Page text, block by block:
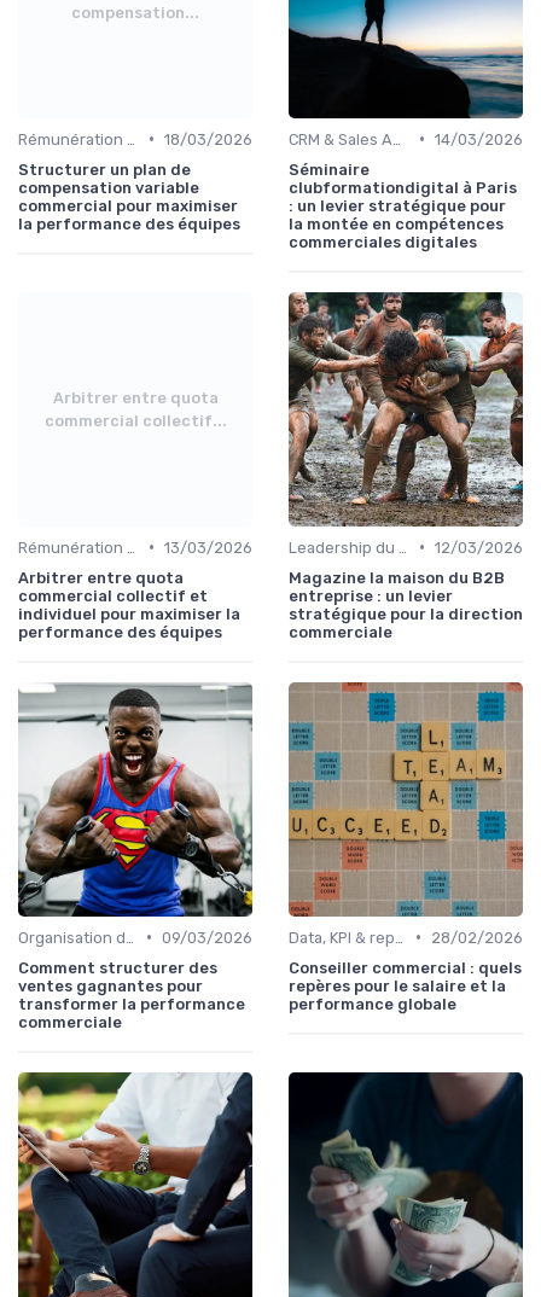
compensation...
• 18/03/2026
Structurer un plan de
compensation variable
commercial pour maximiser
la performance des équipes
• 14/03/2026
Séminaire
clubformationdigital à Paris
: un levier stratégique pour
la montée en compétences
commerciales digitales
Arbitrer entre quota
commercial collectif...
• 13/03/2026
Arbitrer entre quota
commercial collectif et
individuel pour maximiser la
performance des équipes
• 12/03/2026
Magazine la maison du B2B
entreprise : un levier
stratégique pour la direction
commerciale
• 09/03/2026
Comment structurer des
ventes gagnantes pour
transformer la performance
commerciale
•
28/02/2026
Conseiller commercial : quels
repères pour le salaire et la
performance globale